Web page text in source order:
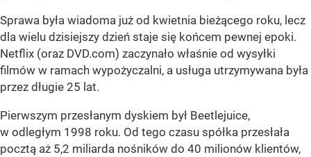
Sprawa była wiadoma już od kwietnia bieżącego roku, lecz
dla wielu dzisiejszy dzień staje się końcem pewnej epoki.
Netflix (oraz DVD.com) zaczynało właśnie od wysyłki
filmów w ramach wypożyczalni, a usługa utrzymywana była
przez długie 25 lat.
Pierwszym przesłanym dyskiem był Beetlejuice,
w odległym 1998 roku. Od tego czasu spółka przesłała
pocztą aż 5,2 miliarda nośników do 40 milionów klientów,